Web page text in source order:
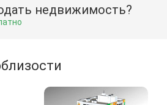
недвижимость?